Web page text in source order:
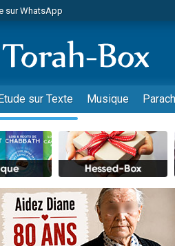
sur WhatsApp
pour 1 Journée de Vacances Pour les
bénédiction
sur WhatsApp
sur Zoom
pour Diane, 80 ans, dans un
sur WhatsApp
WhatsApp
pour 5 jours de vacances aux Orphelins
sur Texte Musique